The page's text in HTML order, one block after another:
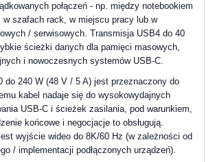
połączeń - np. między notebookiem
w szafach rack, w miejscu pracy lub w
/ serwisowych. Transmisja USB4 do 40
ścieżki danych dla pamięci masowych,
i nowoczesnych systemów USB-C.
do 240 W (48 V / 5 A) jest przeznaczony do
kabel nadaje się do wysokowydajnych
USB-C i ścieżek zasilania, pod warunkiem,
końcowe i negocjacje to obsługują.
wyjście wideo do 8K/60 Hz (w zależności od
/ implementacji podłączonych urządzeń).